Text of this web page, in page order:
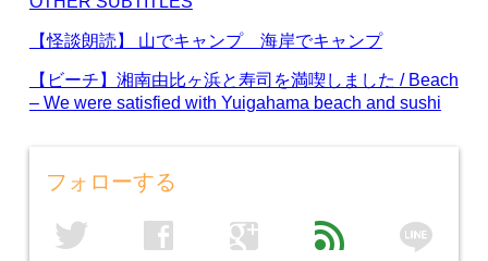
【怪談朗読】 山でキャンプ 海岸でキャンプ
【ビーチ】湘南由比ヶ浜と寿司を満喫しました / Beach
– We were satisfied with Yuigahama beach and sushi
フォローする
twitter facebook google feed line